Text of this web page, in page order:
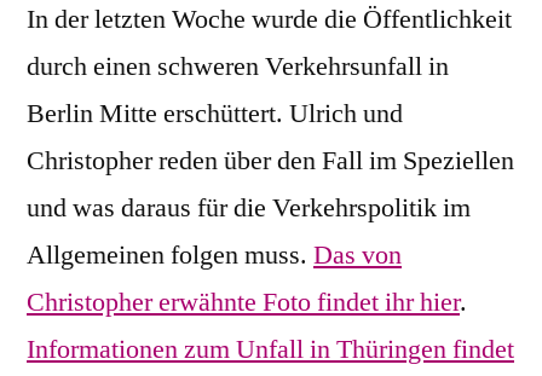
In der letzten Woche wurde die Öffentlichkeit
durch einen schweren Verkehrsunfall in
Berlin Mitte erschüttert. Ulrich und
Christopher reden über den Fall im Speziellen
und was daraus für die Verkehrspolitik im
Allgemeinen folgen muss. Das von
Christopher erwähnte Foto findet ihr hier.
Informationen zum Unfall in Thüringen findet